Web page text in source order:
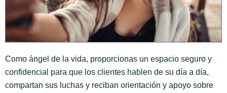
Como ángel de la vida, proporcionas un espacio seguro y
confidencial para que los clientes hablen de su día a día,
compartan sus luchas y reciban orientación y apoyo sobre